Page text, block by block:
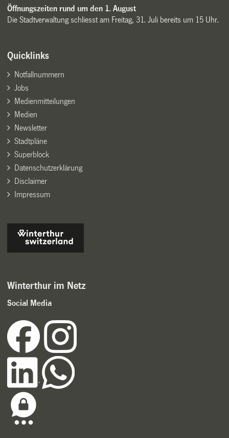
Öffnungszeiten rund um den 1. August
Die Stadtverwaltung schliesst am Freitag, 31. Juli bereits um 15 Uhr.
Quicklinks
Notfallnummern
Jobs
Medienmitteilungen
Medien
Newsletter
Stadtpläne
Superblock
Datenschutzerklärung
Disclaimer
Impressum
Winterthur im Netz
Social Media